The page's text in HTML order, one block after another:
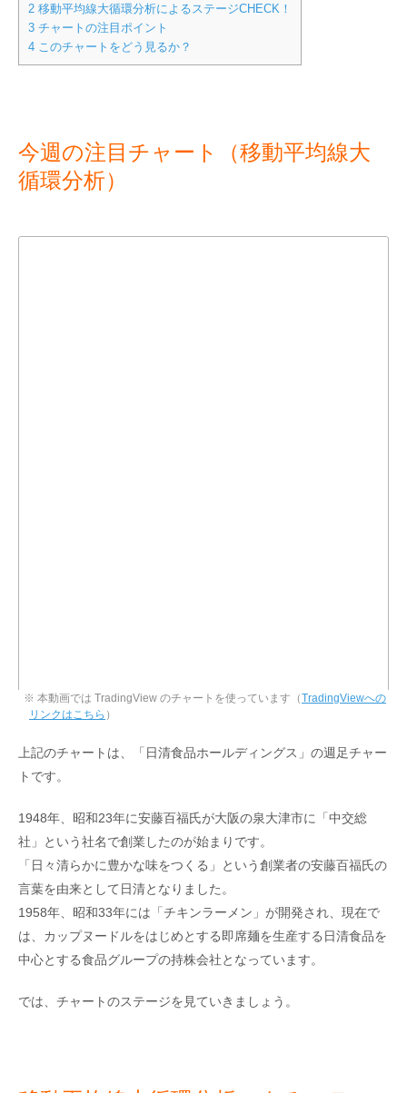
2 移動平均線大循環分析によるステージCHECK！
3 チャートの注目ポイント
4 このチャートをどう見るか？
今週の注目チャート（移動平均線大
循環分析）
※ 本動画では TradingView のチャートを使っています（TradingViewへの
リンクはこちら ）
上記のチャートは、「日清食品ホールディングス」の週足チャー
トです。
1948年、昭和23年に安藤百福氏が大阪の泉大津市に「中交総
社」という社名で創業したのが始まりです。
「日々清らかに豊かな味をつくる」という創業者の安藤百福氏の
言葉を由来として日清となりました。
1958年、昭和33年には「チキンラーメン」が開発され、現在で
は、カップヌードルをはじめとする即席麺を生産する日清食品を
中心とする食品グループの持株会社となっています。
では、チャートのステージを見ていきましょう。